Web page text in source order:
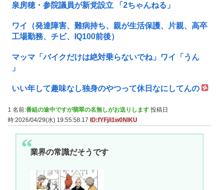
泉房穂・参院議員が新党設立 「2ちゃんねる」
ワイ（発達障害、難病持ち、親が生活保護、片親、高卒
工場勤務、チビ、IQ100前後）
マッマ「バイクだけは絶対乗らないでね」ワイ「うん
」
いい年して趣味なし独身のやつって休日なにしてんの
1 名前:番組の途中ですが翡翠の名無しがお送りします 投稿日
時:2026/04/29(水) 19:55:58.17
ID:fYFj/i1w0NIKU
業界の常識だそうです